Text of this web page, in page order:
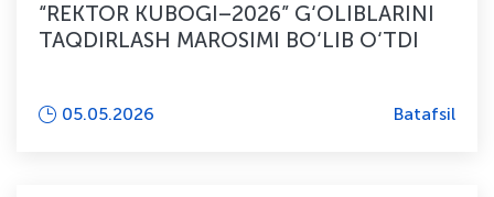
“REKTOR KUBOGI–2026” G‘OLIBLARINI
TAQDIRLASH MAROSIMI BO‘LIB O‘TDI
05.05.2026 Batafsil